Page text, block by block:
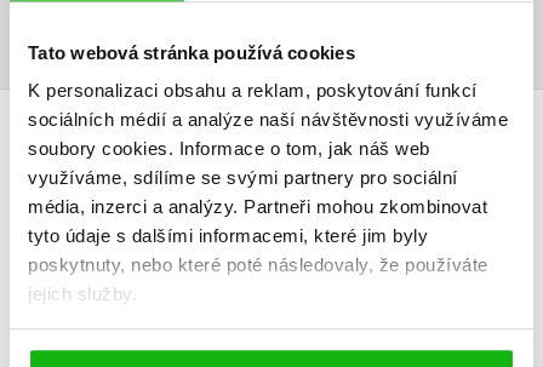
Tato webová stránka používá cookies
K personalizaci obsahu a reklam, poskytování funkcí
sociálních médií a analýze naší návštěvnosti využíváme
soubory cookies. Informace o tom, jak náš web
využíváme, sdílíme se svými partnery pro sociální
média, inzerci a analýzy. Partneři mohou zkombinovat
tyto údaje s dalšími informacemi, které jim byly
poskytnuty, nebo které poté následovaly, že používáte
jejich služby.
PDF Obsah.pdf PDF Ukázka.pdf
HODNOCENÍ ČTENÁŘŮ
V současné době nejsou vytvořena žádná uživatelská hodnocení.
Vaše hodnocení